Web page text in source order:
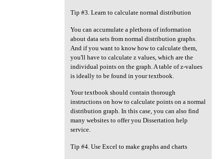
Tip #3. Learn to calculate normal distribution
You can accumulate a plethora of information
about data sets from normal distribution graphs.
And if you want to know how to calculate them,
you'll have to calculate z values, which are the
individual points on the graph. A table of z-values
is ideally to be found in your textbook.
Your textbook should contain thorough
instructions on how to calculate points on a normal
distribution graph. In this case, you can also find
many websites to offer you Dissertation help
service.
Tip #4. Use Excel to make graphs and charts